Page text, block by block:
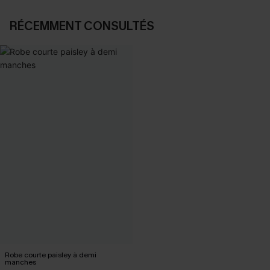
RÉCEMMENT CONSULTÉS
Robe courte paisley à demi
manches